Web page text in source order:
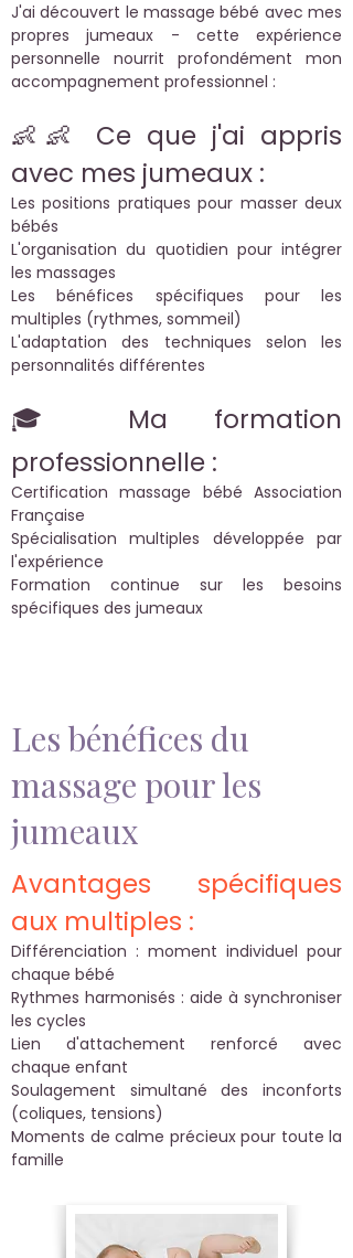
J'ai découvert le massage bébé avec mes
propres jumeaux - cette expérience
personnelle nourrit profondément mon
accompagnement professionnel :
👶👶 Ce que j'ai appris
avec mes jumeaux :
Les positions pratiques pour masser deux
bébés
L'organisation du quotidien pour intégrer
les massages
Les bénéfices spécifiques pour les
multiples (rythmes, sommeil)
L'adaptation des techniques selon les
personnalités différentes
🎓 Ma formation
professionnelle :
Certification massage bébé Association
Française
Spécialisation multiples développée par
l'expérience
Formation continue sur les besoins
spécifiques des jumeaux
Les bénéfices du
massage pour les
jumeaux
Avantages spécifiques
aux multiples :
Différenciation : moment individuel pour
chaque bébé
Rythmes harmonisés : aide à synchroniser
les cycles
Lien d'attachement renforcé avec
chaque enfant
Soulagement simultané des inconforts
(coliques, tensions)
Moments de calme précieux pour toute la
famille